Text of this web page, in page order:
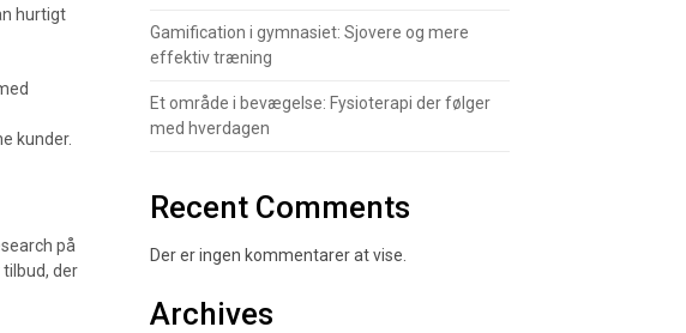
hurtigt
kunder.
på
der
Gamification i gymnasiet: Sjovere og mere
effektiv træning
Et område i bevægelse: Fysioterapi der følger
med hverdagen
Recent Comments
Der er ingen kommentarer at vise.
Archives